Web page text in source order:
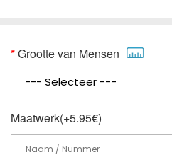
Grootte van Mensen
Maatwerk(+5.95€)